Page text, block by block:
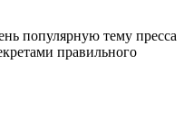
популярную тему пресса
правильного